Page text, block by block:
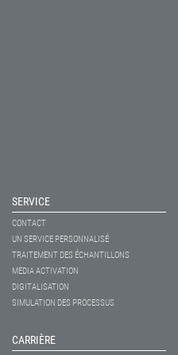
SERVICE
CONTACT
UN SERVICE PERSONNALISÉ
TRAITEMENT DES ÉCHANTILLONS
MEDIA ACTIVATION
DIGITALISATION
SIMULATION DES PROCESSUS
CARRIÈRE